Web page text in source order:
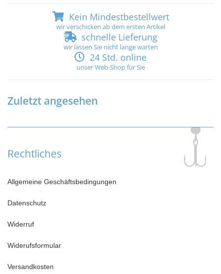
Kein Mindestbestellwert
wir verschicken ab dem ersten Artikel
schnelle Lieferung
wir lassen Sie nicht lange warten
24 Std. online
unser Web-Shop für Sie
Zuletzt angesehen
Rechtliches
Allgemeine Geschäftsbedingungen
Datenschutz
Widerruf
Widerufsformular
Versandkosten